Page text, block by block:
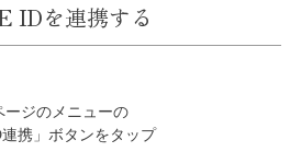
IDを連携する
ージのメニューの
連携」ボタンをタップ